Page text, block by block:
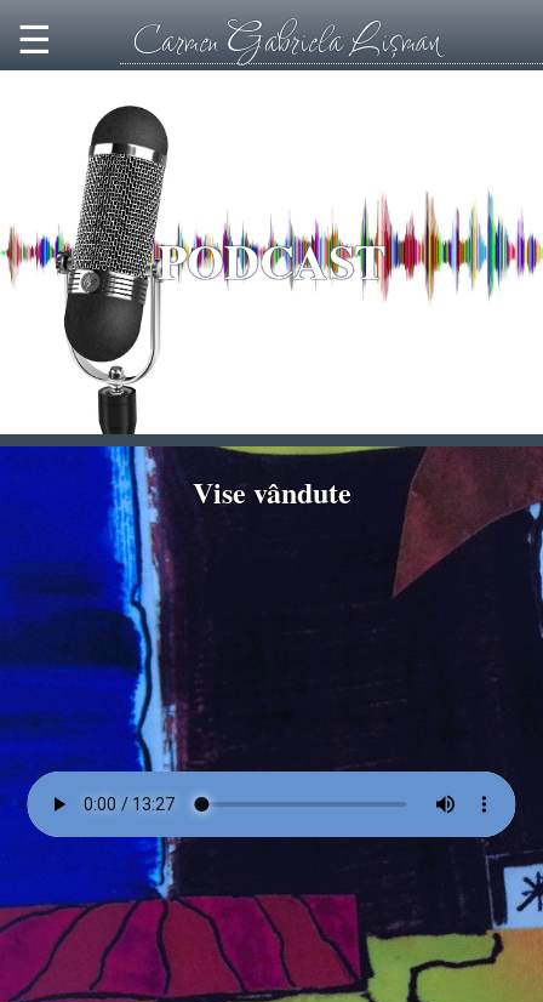
Carmen Gabriela Lişman
☰
PODCAST
Vise vândute